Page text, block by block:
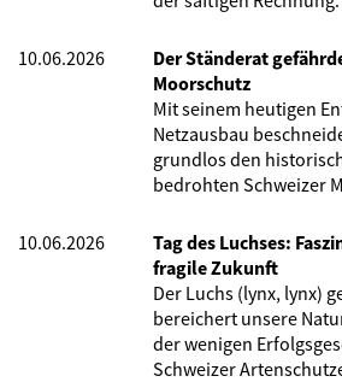
10.06.2026
Der Ständerat
Moorschutz
Mit seinem heutigen
Netzausbau
grundlos den
bedrohten Schweizer
10.06.2026
Tag des Luchses:
fragile Zukunft
Der Luchs (lynx, lynx)
bereichert unsere
der wenigen
Schweizer